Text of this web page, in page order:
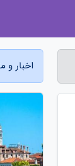
اخبار و